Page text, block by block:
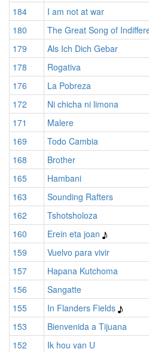
184
I am not at war
180
The Great Song of
179
Als Ich Dich Gebar
178
Rogativa
176
La Pobreza
172
Ni chicha ni limona
171
Malere
169
Todo Cambia
168
Brother
165
Hambani
163
Sounding Rafters
162
Tshotsholoza
160
Erein eta joan
159
Vuelvo para vivir
157
Hapana Kutchoma
156
Sangatte
155
In Flanders Fields
153
Bienvenida a Tijuana
152
Ik hou van U